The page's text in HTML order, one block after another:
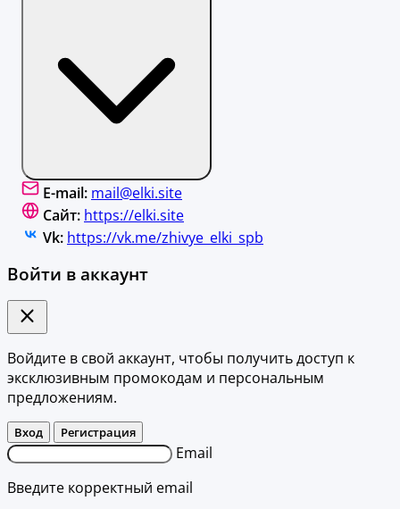
E-mail: mail@elki.site
Сайт: https://elki.site
Vk: https://vk.me/zhivye_elki_spb
Войти в аккаунт
Войдите в свой аккаунт, чтобы получить доступ к
эксклюзивным промокодам и персональным
предложениям.
Вход Регистрация
Email
Введите корректный email